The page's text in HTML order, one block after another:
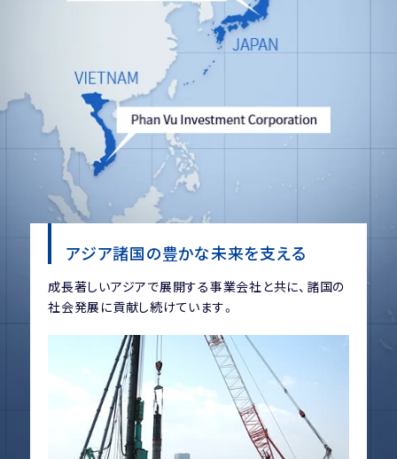
アジア諸国の豊かな未来を支える
成長著しいアジアで展開する事業会社と共に、諸国の
社会発展に貢献し続けています。